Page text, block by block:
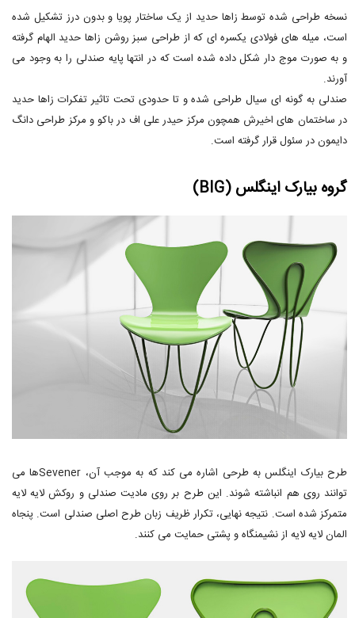
نسخه طراحی شده توسط زاها حدید از یک ساختار پویا و بدون درز تشکیل شده
است، میله های فولادی یکسره ای که از طراحی سبز روشن زاها حدید الهام گرفته
و به صورت موج دار شکل داده شده است که در انتها پایه صندلی را به وجود می
آورند.
صندلی به گونه ای سیال طراحی شده و تا حدودی تحت تاثیر تفکرات زاها حدید
در ساختمان های اخیرش همچون مرکز حیدر علی اف در باکو و مرکز طراحی دانگ
دایمون در سئول قرار گرفته است.
گروه بیارک اینگلس (BIG)
طرح بیارک اینگلس به طرحی اشاره می کند که به موجب آن، Sevenerها می
توانند روی هم انباشته شوند. این طرح بر روی مادیت صندلی و روکش لایه لایه
متمرکز شده است. نتیجه نهایی، تکرار ظریف زبان طرح اصلی صندلی است. پنجاه
المان لایه لایه از نشیمنگاه و پشتی حمایت می کنند.